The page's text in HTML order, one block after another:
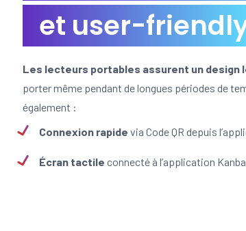
et user-
Les lecteurs portables assurent un design
porter même pendant de longues périodes de
également :
Connexion rapide via Code QR depuis
Écran tactile connecté à l’application